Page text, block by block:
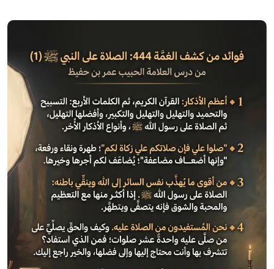
الصورة